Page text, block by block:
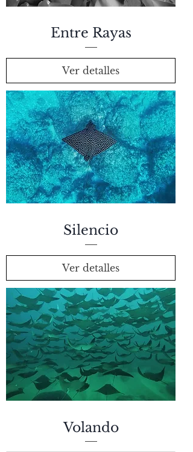
Entre Rayas
Ver detalles
Silencio
Ver detalles
Volando